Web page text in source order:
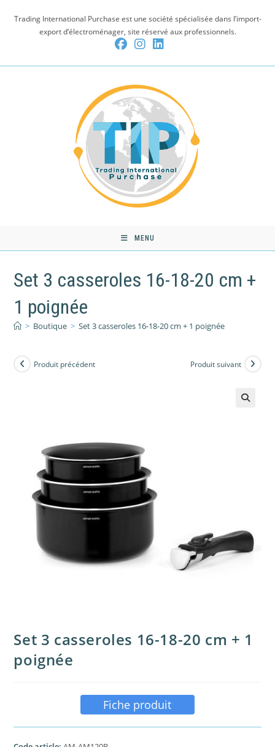
Trading International Purchase est une société spécialisée dans l’import-
export d’électroménager, site réservé aux professionnels.
MENU
Set 3 casseroles 16-18-20 cm +
1 poignée
> Boutique > Set 3 casseroles 16-18-20 cm + 1 poignée
Produit précédent Produit suivant
Set 3 casseroles 16-18-20 cm + 1
poignée
Fiche produit